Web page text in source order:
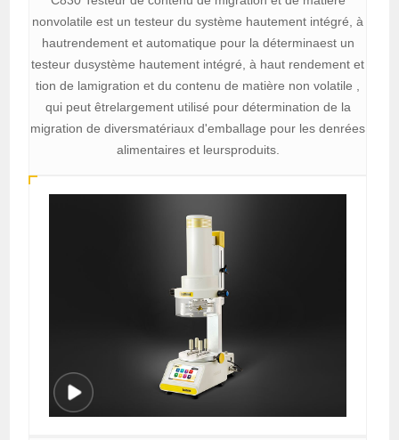
nonvolatile est un testeur du système hautement intégré, à
hautrendement et automatique pour la déterminaest un
testeur dusystème hautement intégré, à haut rendement et
tion de lamigration et du contenu de matière non volatile ,
qui peut êtrelargement utilisé pour détermination de la
migration de diversmatériaux d'emballage pour les denrées
alimentaires et leursproduits.